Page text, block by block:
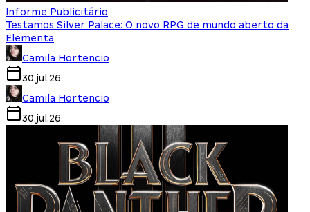
Informe Publicitário
Testamos Silver Palace: O novo RPG de mundo aberto da
Elementa
Camila Hortencio
30.jul.26
Camila Hortencio
30.jul.26